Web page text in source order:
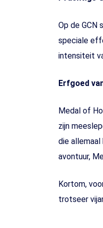
Op de GCN
speciale
intensiteit
Erfgoed
Medal of
zijn
die
avontuur,
Kortom,
trotseer